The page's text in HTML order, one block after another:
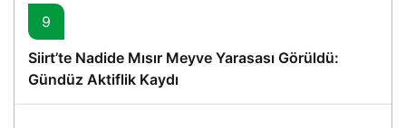
9
Siirt’te Nadide Mısır Meyve Yarasası Görüldü:
Gündüz Aktiflik Kaydı